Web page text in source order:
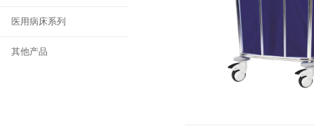
医用病床系列
其他产品